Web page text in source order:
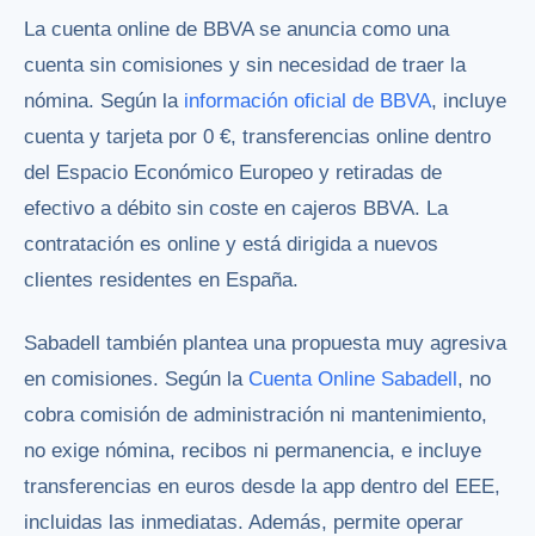
La cuenta online de BBVA se anuncia como una
cuenta sin comisiones y sin necesidad de traer la
nómina. Según la información oficial de BBVA, incluye
cuenta y tarjeta por 0 €, transferencias online dentro
del Espacio Económico Europeo y retiradas de
efectivo a débito sin coste en cajeros BBVA. La
contratación es online y está dirigida a nuevos
clientes residentes en España.
Sabadell también plantea una propuesta muy agresiva
en comisiones. Según la Cuenta Online Sabadell , no
cobra comisión de administración ni mantenimiento,
no exige nómina, recibos ni permanencia, e incluye
transferencias en euros desde la app dentro del EEE,
incluidas las inmediatas. Además, permite operar